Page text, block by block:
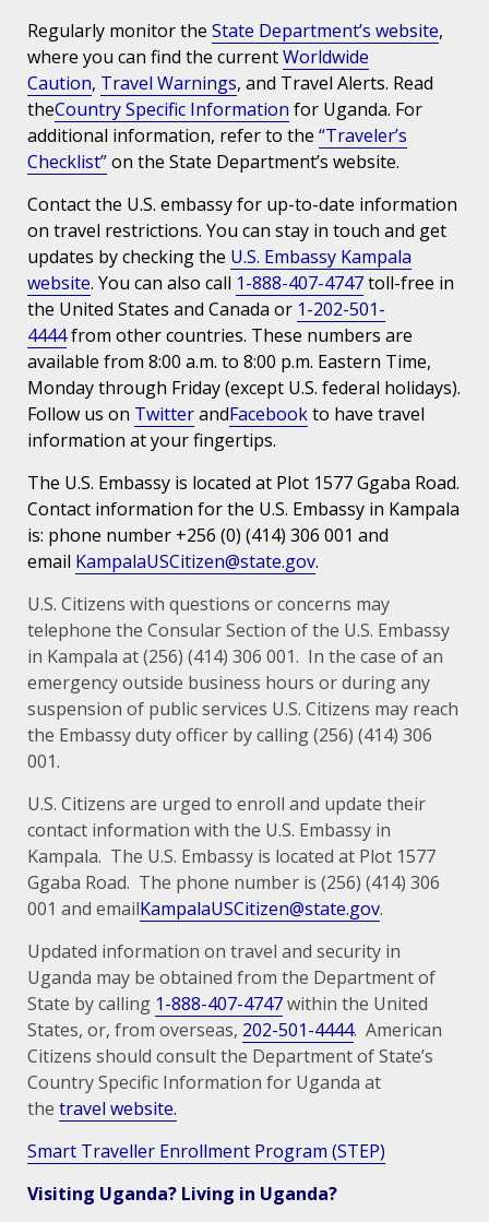
Regularly monitor the State Department’s website,
where you can find the currentWorldwide
Caution, Travel Warnings, and Travel Alerts. Read
theCountry Specific Information for Uganda. For
additional information, refer to the “Traveler’s
Checklist”on the State Department’s website.
Contact the U.S. embassy for up-to-date information
on travel restrictions. You can stay in touch and get
updates by checking the U.S. Embassy Kampala
website. You can also call 1-888-407-4747toll-free in
the United States and Canada or 1-202-501-
4444from other countries. These numbers are
available from 8:00 a.m. to 8:00 p.m. Eastern Time,
Monday through Friday (except U.S. federal holidays).
Follow us on TwitterandFacebookto have travel
information at your fingertips.
The U.S. Embassy is located at Plot 1577 Ggaba Road.
Contact information for the U.S. Embassy in Kampala
is: phone number +256 (0) (414) 306 001 and
email KampalaUSCitizen@state.gov.
U.S. Citizens with questions or concerns may
telephone the Consular Section of the U.S. Embassy
in Kampala at (256) (414) 306 001. In the case of an
emergency outside business hours or during any
suspension of public services U.S. Citizens may reach
the Embassy duty officer by calling (256) (414) 306
001.
U.S. Citizens are urged to enroll and update their
contact information with the U.S. Embassy in
Kampala. The U.S. Embassy is located at Plot 1577
Ggaba Road. The phone number is (256) (414) 306
001 and emailKampalaUSCitizen@state.gov.
Updated information on travel and security in
Uganda may be obtained from the Department of
State by calling 1-888-407-4747within the United
States, or, from overseas, 202-501-4444. American
Citizens should consult the Department of State’s
Country Specific Information for Uganda at
the travel website.
Smart Traveller Enrollment Program (STEP)
Visiting Uganda? Living in Uganda?